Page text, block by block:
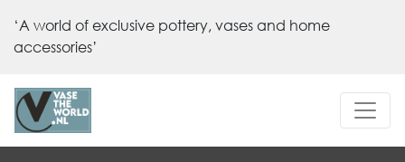
‘A world of exclusive pottery, vases and home
accessories’